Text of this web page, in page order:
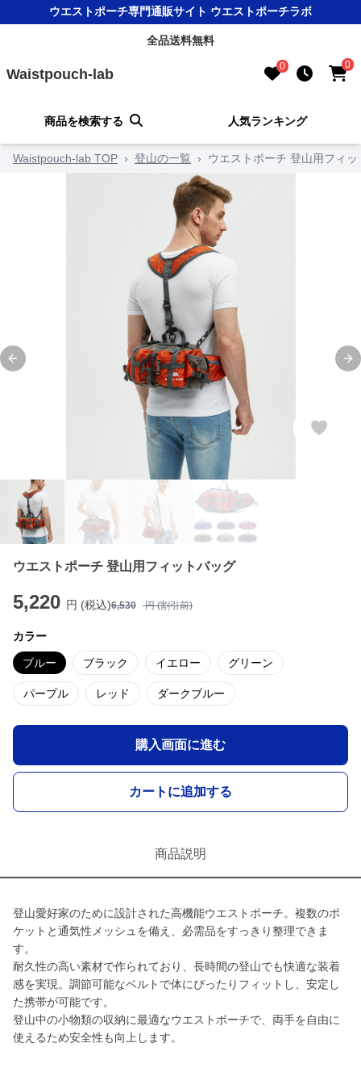
ウエストポーチ専門通販サイト ウエストポーチラボ
全品送料無料
Waistpouch-lab 0 0
商品を検索する 人気ランキング
Waistpouch-lab TOP › 登山の一覧 › ウエストポーチ 登山用フィッ
Previous slide
ウエストポーチ 登山用フィットバッグ
5,220 円 (税込)6,530 円 (割引前)
カラー
ブルー ブラック イエロー グリーン
パープル レッド ダークブルー
購入画面に進む
カートに追加する
商品説明
登山愛好家のために設計された高機能ウエストポーチ。複数のポ
ケットと通気性メッシュを備え、必需品をすっきり整理できま
す。
耐久性の高い素材で作られており、長時間の登山でも快適な装着
感を実現。調節可能なベルトで体にぴったりフィットし、安定し
た携帯が可能です。
登山中の小物類の収納に最適なウエストポーチで、両手を自由に
使えるため安全性も向上します。